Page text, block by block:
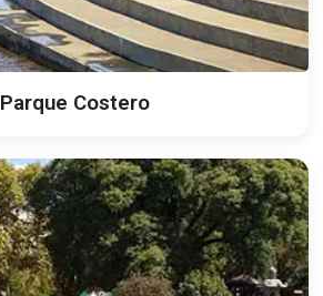
Parque Costero